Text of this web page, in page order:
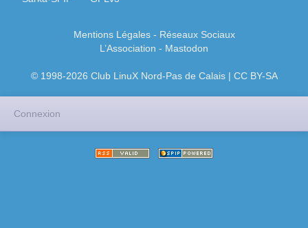
Mentions Légales- Réseaux Sociaux
L’Association - Mastodon
© 1998-2026 Club LinuX Nord-Pas de Calais | CC BY-SA
Connexion